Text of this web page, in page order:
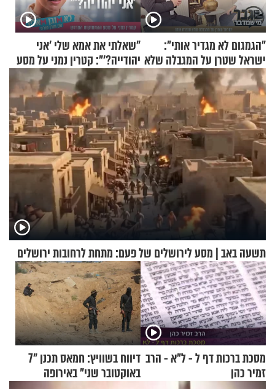
"הגמגום לא מגדיר אותי":
ישראל שטרן על המגבלה שלא
עוצרת אותו
"שאלתי את אמא שלי 'אני
יהודייה?'": קטרין נמני על מסע
ההתחזקות המרגש
תשעה באב | מסע לירושלים של פעם: מתחת לרחובות ירושלים
מסכת ברכות דף ל - ל"א - הרב
זמיר כהן
דיווח בשוויץ: חמאס תכנן "7
באוקטובר שני" באירופה